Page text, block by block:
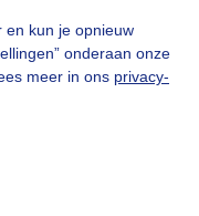
en kun je opnieuw
onderaan onze
meer in ons privacy-